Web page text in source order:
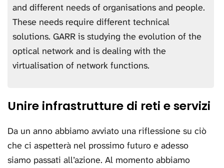
and different needs of organisations and people.
These needs require different technical
solutions. GARR is studying the evolution of the
optical network and is dealing with the
virtualisation of network functions.
Unire infrastrutture di reti e servizi
Da un anno abbiamo avviato una riflessione su ciò
che ci aspetterà nel prossimo futuro e adesso
siamo passati all’azione. Al momento abbiamo